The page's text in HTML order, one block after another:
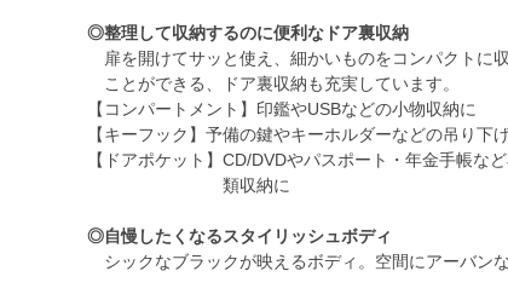
◎整理して収納するのに便利なドア裏収納
扉を開けてサッと使え、細かいものをコンパクトに
ことができる、ドア裏収納も充実しています。
【コンパートメント】印鑑やUSBなどの小物収納に
【キーフック】予備の鍵やキーホルダーなどの吊り下
【ドアポケット】CD/DVDやパスポート・年金手帳な
類収納に
◎自慢したくなるスタイリッシュボディ
シックなブラックが映えるボディ。空間にアーバン